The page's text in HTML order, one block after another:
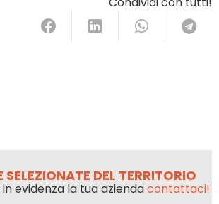
SELEZIONATE DEL TERRITORIO
evidenza la tua aziendacontattaci!